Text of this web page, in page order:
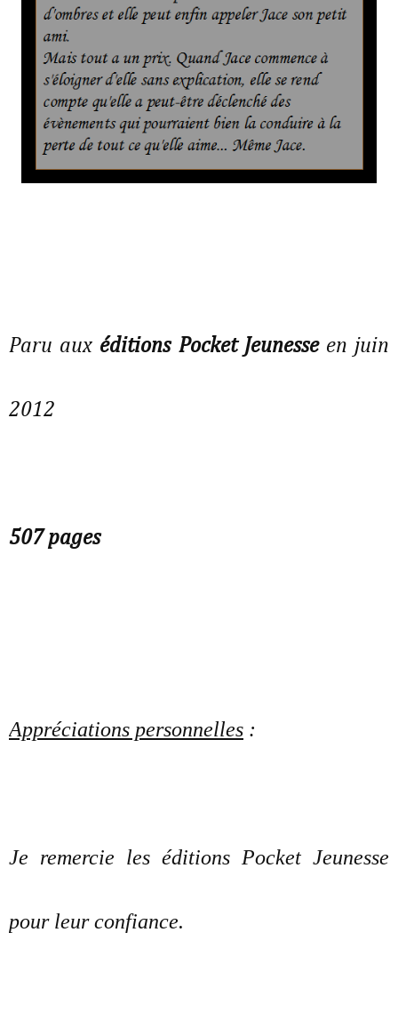
Paru aux éditions Pocket Jeunesseen juin
2012
507 pages
Appréciations personnelles :
Je remercie les éditions Pocket Jeunesse
pour leur confiance.